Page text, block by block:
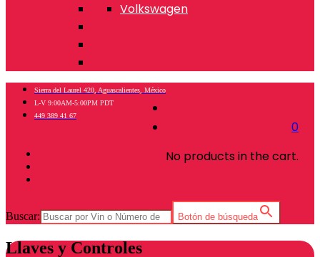
Volkswagen
0
No products in the cart.
Sierra del Laurel 420, Aguascalientes, México
L-V 9:00AM-5:00PM PDT
449 389 41 67
Buscar: Botón de búsqueda
Llaves y Controles